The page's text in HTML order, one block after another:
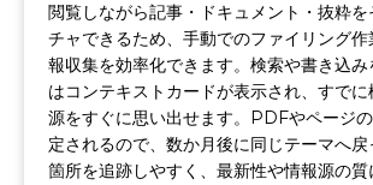
閲覧しながら記事・ドキュメント・抜粋
チャできるため、手動でのファイリング
報収集を効率化できます。検索や書き込
はコンテキストカードが表示され、すで
源をすぐに思い出せます。PDFやページ
定されるので、数か月後に同じテーマへ
箇所を追跡しやすく、最新性や情報源の